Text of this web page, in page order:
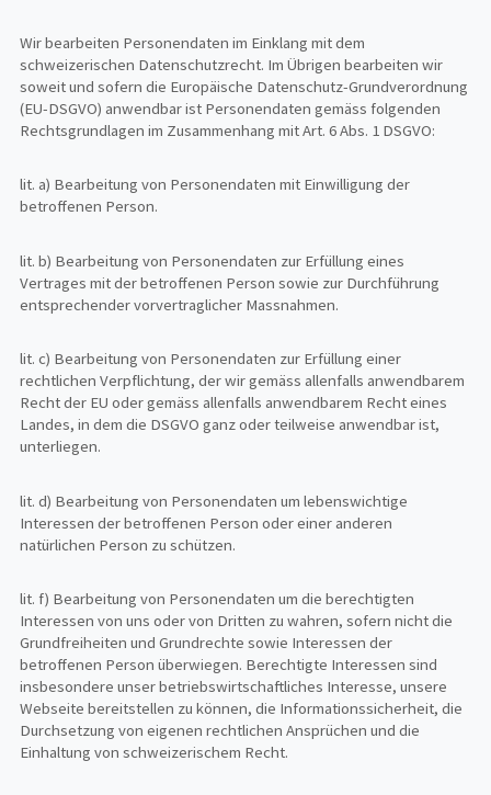
Wir bearbeiten Personendaten im Einklang mit dem
schweizerischen Datenschutzrecht. Im Übrigen bearbeiten wir
soweit und sofern die Europäische Datenschutz-Grundverordnung
(EU-DSGVO) anwendbar ist Personendaten gemäss folgenden
Rechtsgrundlagen im Zusammenhang mit Art. 6 Abs. 1 DSGVO:
lit. a) Bearbeitung von Personendaten mit Einwilligung der
betroffenen Person.
lit. b) Bearbeitung von Personendaten zur Erfüllung eines
Vertrages mit der betroffenen Person sowie zur Durchführung
entsprechender vorvertraglicher Massnahmen.
lit. c) Bearbeitung von Personendaten zur Erfüllung einer
rechtlichen Verpflichtung, der wir gemäss allenfalls anwendbarem
Recht der EU oder gemäss allenfalls anwendbarem Recht eines
Landes, in dem die DSGVO ganz oder teilweise anwendbar ist,
unterliegen.
lit. d) Bearbeitung von Personendaten um lebenswichtige
Interessen der betroffenen Person oder einer anderen
natürlichen Person zu schützen.
lit. f) Bearbeitung von Personendaten um die berechtigten
Interessen von uns oder von Dritten zu wahren, sofern nicht die
Grundfreiheiten und Grundrechte sowie Interessen der
betroffenen Person überwiegen. Berechtigte Interessen sind
insbesondere unser betriebswirtschaftliches Interesse, unsere
Webseite bereitstellen zu können, die Informationssicherheit, die
Durchsetzung von eigenen rechtlichen Ansprüchen und die
Einhaltung von schweizerischem Recht.